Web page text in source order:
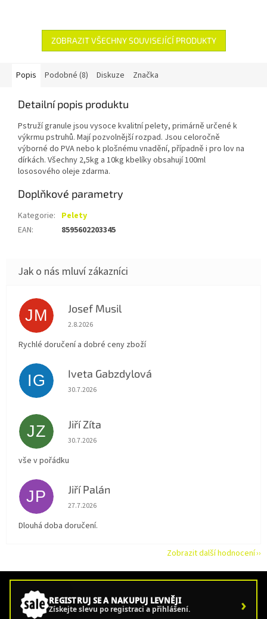
ZOBRAZIT VŠECHNY SOUVISEJÍCÍ PRODUKTY
Popis Podobné (8) Diskuze Značka
Detailní popis produktu
Pstruží granule jsou vysoce kvalitní pelety, primárně určené k
výkrmu pstruhů. Mají pozvolnější rozpad. Jsou celoročně
výborné do PVA nebo k plošnému vnadění, případně i pro lov na
dírkách. Všechny 2,5kg a 10kg kbelíky obsahují 100ml
lososového oleje zdarma.
Doplňkové parametry
Kategorie: Pelety
EAN: 8595602203345
JM Josef Musil
Hodnocení obchodu je 5 z 5 hvězdiček.
2.8.2026
Rychlé doručení a dobré ceny zboží
IG Iveta Gabzdylová
Hodnocení obchodu je 5 z 5 hvězdiček.
30.7.2026
JZ Jiří Zíta
Hodnocení obchodu je 5 z 5 hvězdiček.
30.7.2026
vše v pořádku
JP Jiří Palán
Hodnocení obchodu je 5 z 5 hvězdiček.
27.7.2026
Dlouhá doba doručení.
Zobrazit další hodnocení
REGISTRUJ SE A NAKUPUJ LEVNĚJI
Získejte slevu po registraci a přihlášení. ›